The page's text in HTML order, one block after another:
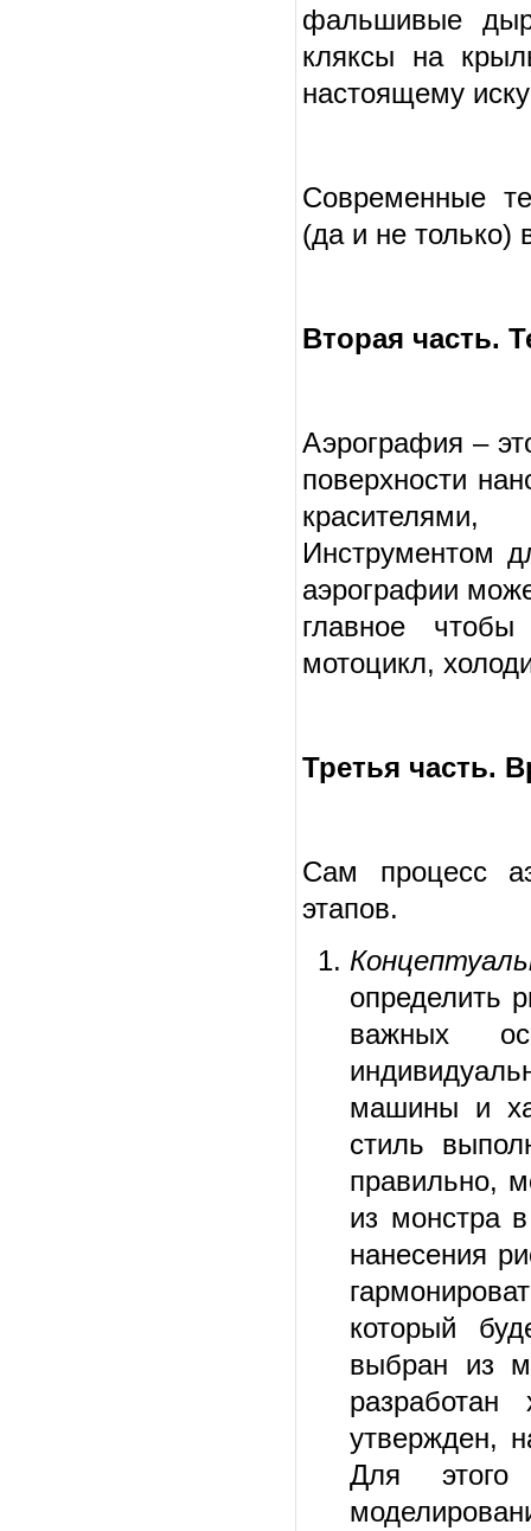
фальшивые
кляксы на
настоящему
Современные
(да и не только)
Вторая часть.
Аэрография –
поверхности
Инструментом
аэрографии
главное
мотоцикл,
Третья часть.
Сам процесс
этапов.
определить
важных
машины и
стиль
правильно,
из монстра
нанесения
который
выбран из
утвержден,
Для